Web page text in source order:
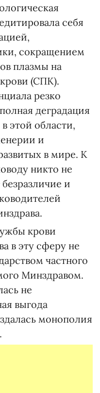
себя
сокращением
плазмы на
(СПК).
резко
деградация
этой области,
и
в мире. К
никто не
и
крови
в эту сферу не
частного
Минздравом.
не
выгода
монополия